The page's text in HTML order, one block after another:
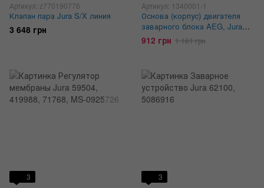
Артикул: z770190776
Клапан пара Jura S/X линия
3 648 грн
Артикул: 1340001-1
Основа (корпус) двигателя
заварного блока AEG, Jura
1340001-1
912 грн 1 161 грн
3 3